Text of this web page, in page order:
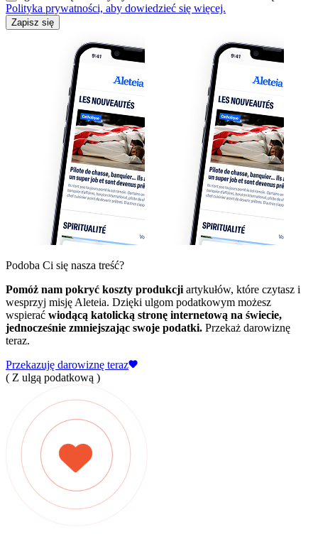
Polityka prywatności, aby dowiedzieć się więcej.
Zapisz się
Podoba Ci się nasza treść?
Pomóż nam pokryć koszty produkcji artykułów, które czytasz i
wesprzyj misję Aleteia. Dzięki ulgom podatkowym możesz
wspierać wiodącą katolicką stronę internetową na świecie,
jednocześnie zmniejszając swoje podatki. Przekaż darowiznę
teraz.
Przekazuję darowiznę teraz
( Z ulgą podatkową )